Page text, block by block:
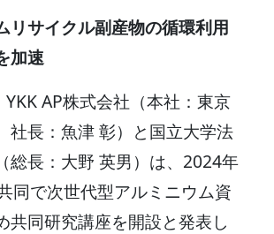
リサイクル副産物の循環利用
加速
AP株式会社（本社：東京
社長：魚津 彰）と国立大学法
総長：大野 英男）は、2024年
同で次世代型アルミニウム資
共同研究講座を開設と発表し